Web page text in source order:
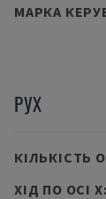
МАРКА
РУХ
КІЛЬКІСТЬ
ХІД ПО ОСІ X: